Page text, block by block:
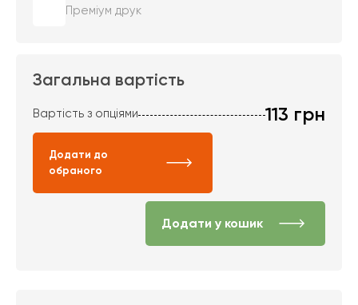
Преміум друк
Загальна вартість
Вартість з опціями 113 грн
Додати до
обраного
Додати у кошик